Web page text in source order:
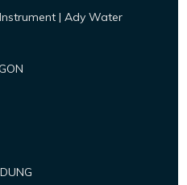
| Ady Water